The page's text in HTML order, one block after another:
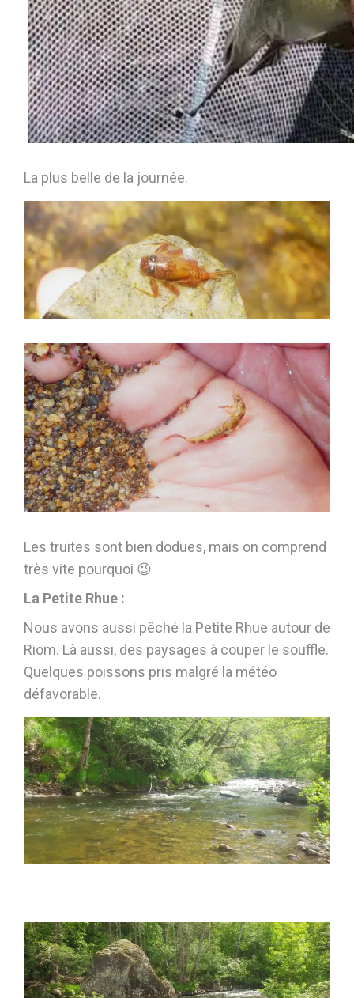
La plus belle de la journée.
Les truites sont bien dodues, mais on comprend
très vite pourquoi 😉
La Petite Rhue :
Nous avons aussi pêché la Petite Rhue autour de
Riom. Là aussi, des paysages à couper le souffle.
Quelques poissons pris malgré la météo
défavorable.